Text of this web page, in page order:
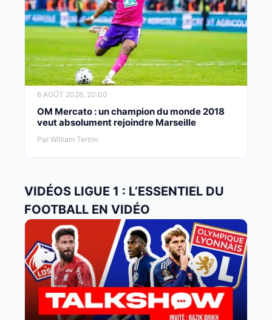
6 AOÛT 2026, 20:00
OM Mercato : un champion du monde 2018
veut absolument rejoindre Marseille
Par William Tertrin
VIDÉOS LIGUE 1 : L’ESSENTIEL DU
FOOTBALL EN VIDÉO